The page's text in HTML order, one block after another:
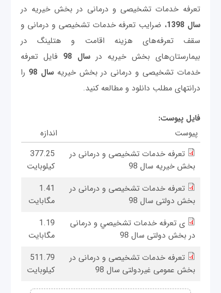
تعرفه خدمات تشخيصی و درمانی در بخش خیریه در
سال 1398
، ضرایب تعرفه خدمات تشخیصی و درمانی و
سقف تعرفه‌های هزینه اقامت و هتلینگ در
بیمارستان‌های بخش خیریه در سال 98
فایل تعرفه
خدمات تشخيصی و درمانی در بخش خيريه سال 98
را
درانتهای مطلب دانلود و مطالعه کنید.
فایل پیوست:
پیوست
اندازه
تعرفه خدمات تشخيصی و درمانی در
بخش خيريه سال 98
377.25
کیلوبایت
تعرفه خدمات تشخيصی و درمانی در
بخش دولتی سال 98
1.41
مگابایت
ی تعرفه خدمات تشخيصي و درمانی
در بخش دولتی سال 98
1.19
مگابایت
تعرفه خدمات تشخيصی و درمانی در
بخش عمومی غيردولتی سال 98
511.79
کیلوبایت